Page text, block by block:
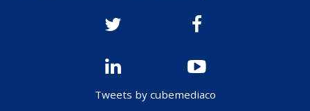
Tweets by cubemediaco